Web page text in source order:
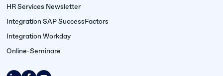
HR Services Newsletter
Integration SAP SuccessFactors
Integration Workday
Online-Seminare